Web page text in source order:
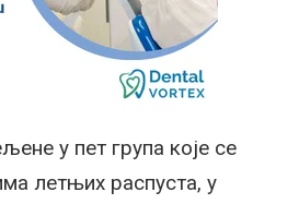
у пет група које се
летњих распуста, у